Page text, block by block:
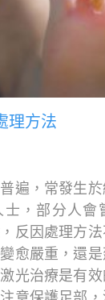
理方法
遍，常發生
士，部分人會
反因處理方
愈嚴重，還
光治療是有